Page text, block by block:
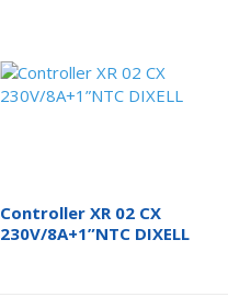
Controller XR 02 CX
230V/8A+1”NTC DIXELL